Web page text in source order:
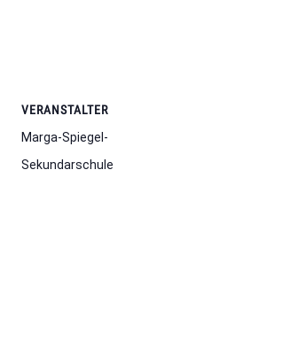
VERANSTALTER
Marga-Spiegel-
Sekundarschule